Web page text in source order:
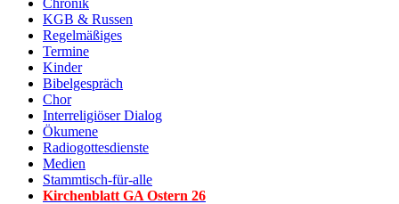
KGB & Russen
Regelmäßiges
Termine
Kinder
Bibelgespräch
Chor
Interreligiöser Dialog
Ökumene
Radiogottesdienste
Medien
Stammtisch-für-alle
Kirchenblatt GA Ostern 26